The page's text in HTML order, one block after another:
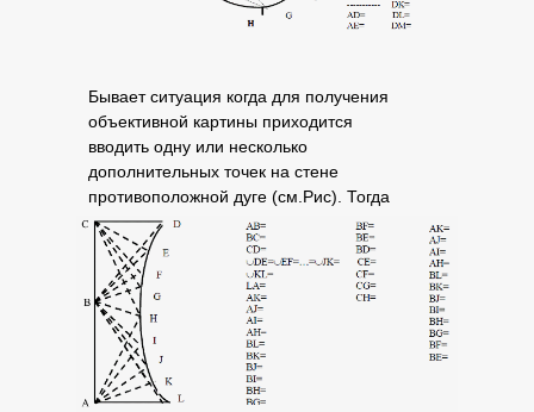
Бывает ситуация когда для получения
объективной картины приходится
вводить одну или несколько
дополнительных точек на стене
противоположной дуге (см.Рис). Тогда
замер приобретает вид: